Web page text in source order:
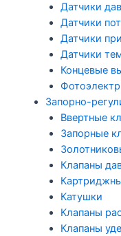
Датчики
Датчики
Датчики
Датчики
Концевые
Запорно-
Ввертные
Запорные
Клапаны
Катушки
Клапаны
Клапаны